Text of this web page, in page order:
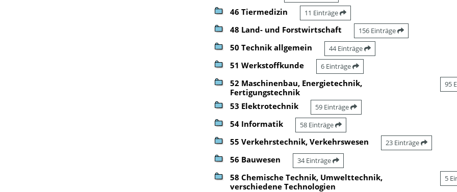
46 Tiermedizin 11 Einträge
48 Land- und Forstwirtschaft 156 Einträge
50 Technik allgemein 44 Einträge
51 Werkstoffkunde 6 Einträge
52 Maschinenbau, Energietechnik,
Fertigungstechnik
95
53 Elektrotechnik 59 Einträge
54 Informatik 58 Einträge
55 Verkehrstechnik, Verkehrswesen 23 Einträge
56 Bauwesen 34 Einträge
58 Chemische Technik, Umwelttechnik,
verschiedene Technologien
5